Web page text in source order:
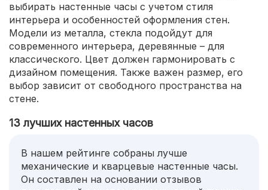
выбирать настенные часы с учетом стиля
интерьера и особенностей оформления стен.
Модели из металла, стекла подойдут для
современного интерьера, деревянные – для
классического. Цвет должен гармонировать с
дизайном помещения. Также важен размер, его
выбор зависит от свободного пространства на
стене.
13 лучших настенных часов
В нашем рейтинге собраны лучше
механические и кварцевые настенные часы.
Он составлен на основании отзывов